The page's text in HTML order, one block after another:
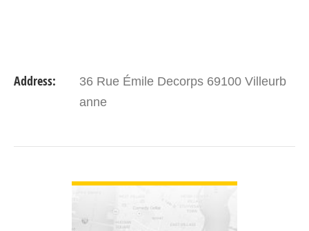
Address:
36 Rue Émile Decorps 69100 Villeurb
anne